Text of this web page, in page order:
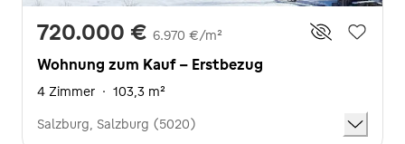
720.000 € 6.970 €/m²
Wohnung zum Kauf - Erstbezug
4 Zimmer · 103,3 m²
Salzburg, Salzburg (5020)